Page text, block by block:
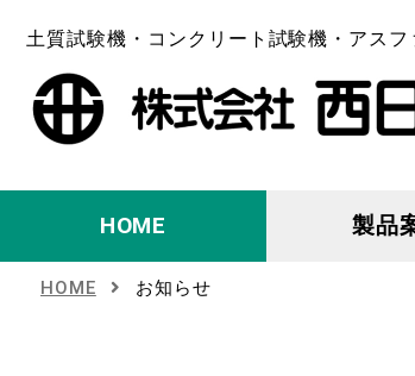
土質試験機・コンクリート試験機・アス
HOME 製品
HOME お知らせ